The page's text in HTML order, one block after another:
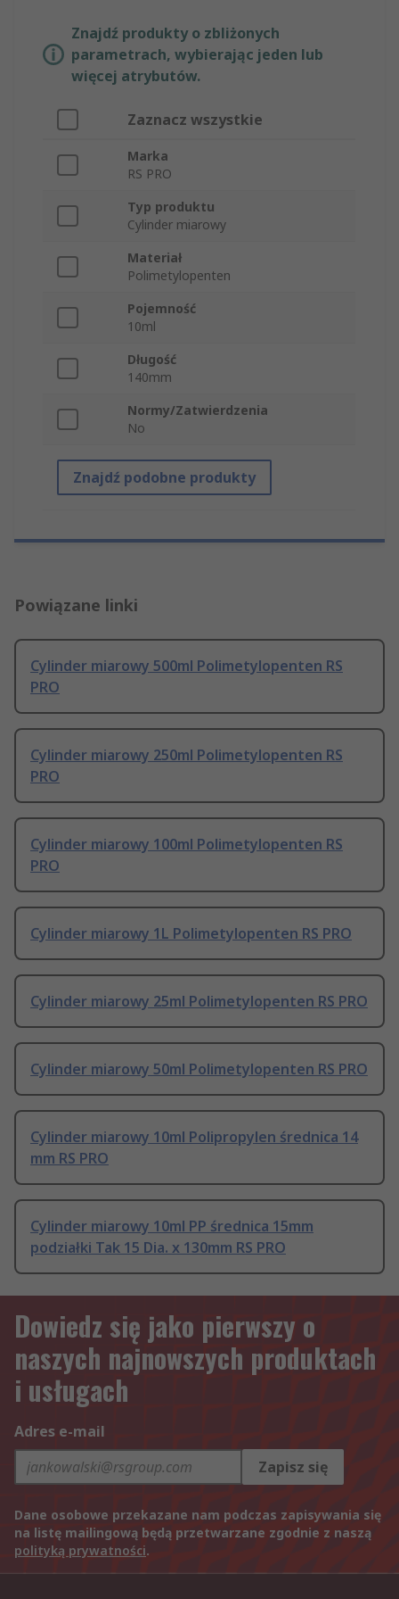
Znajdź produkty o zbliżonych
parametrach, wybierając jeden lub
więcej atrybutów.
Zaznacz wszystkie
Marka
RS PRO
Typ produktu
Cylinder miarowy
Materiał
Polimetylopenten
Pojemność
10ml
Długość
140mm
Normy/Zatwierdzenia
No
Znajdź podobne produkty
Powiązane linki
Cylinder miarowy 500ml Polimetylopenten RS
PRO
Cylinder miarowy 250ml Polimetylopenten RS
PRO
Cylinder miarowy 100ml Polimetylopenten RS
PRO
Cylinder miarowy 1L Polimetylopenten RS PRO
Cylinder miarowy 25ml Polimetylopenten RS PRO
Cylinder miarowy 50ml Polimetylopenten RS PRO
Cylinder miarowy 10ml Polipropylen średnica 14
mm RS PRO
Cylinder miarowy 10ml PP średnica 15mm
podziałki Tak 15 Dia. x 130mm RS PRO
Dowiedz się jako pierwszy o
naszych najnowszych produktach
i usługach
Adres e-mail
Zapisz się
Dane osobowe przekazane nam podczas zapisywania się
na listę mailingową będą przetwarzane zgodnie z naszą
polityką prywatności.